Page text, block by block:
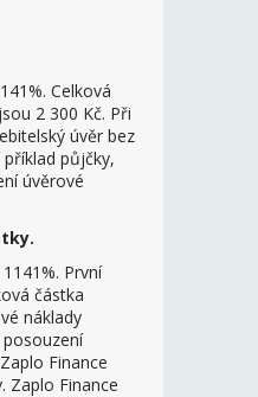
Celková
2 300 Kč. Při
úvěr bez
půjčky,
úvěrové
První
částka
náklady
Finance
Zaplo Finance